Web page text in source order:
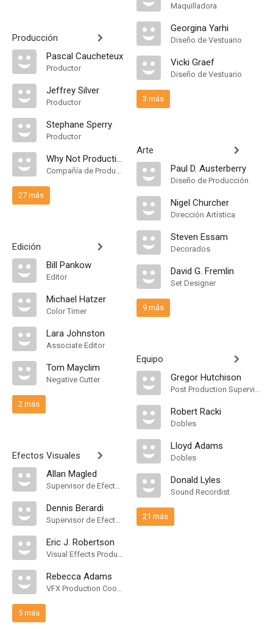
Producción
Pascal Caucheteux
Productor
Jeffrey Silver
Productor
Stephane Sperry
Productor
Why Not Productions
Compañía de Produccion
27 más
Edición
Bill Pankow
Editor
Michael Hatzer
Color Timer
Lara Johnston
Associate Editor
Tom Mayclim
Negative Cutter
2 más
Efectos Visuales
Allan Magled
Supervisor de Efectos Visuales
Dennis Berardi
Supervisor de Efectos Visuales
Eric J. Robertson
Visual Effects Producer
Rebecca Adams
VFX Production Coordinator
5 más
Maquilladora
Georgina Yarhi
Diseño de Vestuario
Vicki Graef
Diseño de Vestuario
3 más
Arte
Paul D. Austerberry
Diseño de Producción
Nigel Churcher
Dirección Artística
Steven Essam
Decorados
David G. Fremlin
Set Designer
9 más
Equipo
Gregor Hutchison
Post Production Supervisor
Robert Racki
Dobles
Lloyd Adams
Dobles
Donald Lyles
Sound Recordist
21 más